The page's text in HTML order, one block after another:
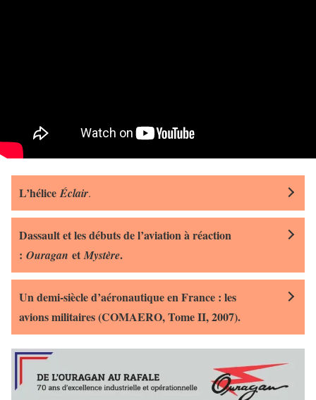
L’héliceÉclair.
Dassault et les débuts de l’aviation à réaction
: Ouragan etMystère.
Un demi-siècle d’aéronautique en France : les
avions militaires (COMAERO, Tome II, 2007).